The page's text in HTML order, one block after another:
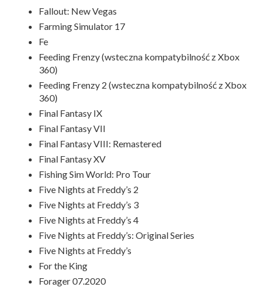
Fallout: New Vegas
Farming Simulator 17
Fe
Feeding Frenzy (wsteczna kompatybilność z Xbox
360)
Feeding Frenzy 2 (wsteczna kompatybilność z Xbox
360)
Final Fantasy IX
Final Fantasy VII
Final Fantasy VIII: Remastered
Final Fantasy XV
Fishing Sim World: Pro Tour
Five Nights at Freddy’s 2
Five Nights at Freddy’s 3
Five Nights at Freddy’s 4
Five Nights at Freddy’s: Original Series
Five Nights at Freddy’s
For the King
Forager 07.2020